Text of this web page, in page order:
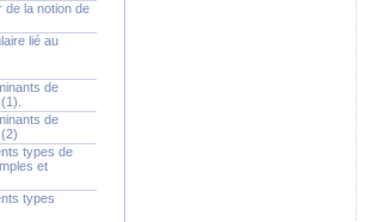
de la notion de
lié au
de
de
types de
et
types